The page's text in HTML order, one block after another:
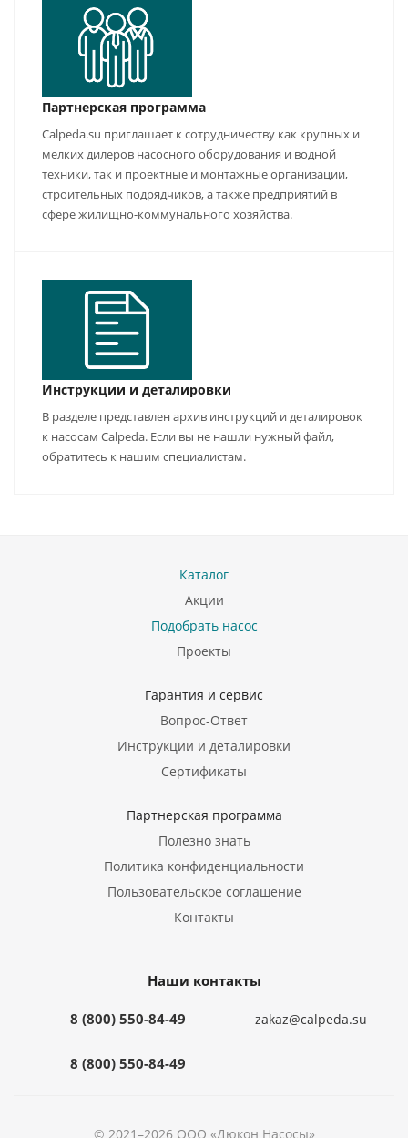
Партнерская программа
Calpeda.su приглашает к сотрудничеству как крупных и
мелких дилеров насосного оборудования и водной
техники, так и проектные и монтажные организации,
строительных подрядчиков, а также предприятий в
сфере жилищно-коммунального хозяйства.
Инструкции и деталировки
В разделе представлен архив инструкций и деталировок
к насосам Calpeda. Если вы не нашли нужный файл,
обратитесь к нашим специалистам.
Каталог
Акции
Подобрать насос
Проекты
Гарантия и сервис
Вопрос-Ответ
Инструкции и деталировки
Сертификаты
Партнерская программа
Полезно знать
Политика конфиденциальности
Пользовательское соглашение
Контакты
Наши контакты
8 (800) 550-84-49
8 (800) 550-84-49
zakaz@calpeda.su
© 2021–2026 ООО «Дюкон Насосы»